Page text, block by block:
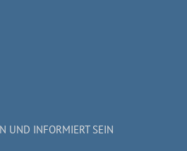
UND INFORMIERT SEIN